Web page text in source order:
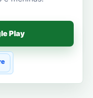
Play